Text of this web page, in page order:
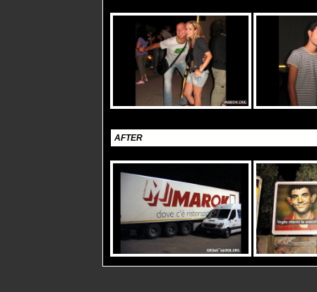
AFTER